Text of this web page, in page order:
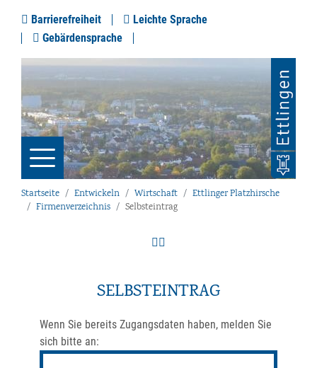
Barrierefreiheit
Leichte Sprache
Gebärdensprache
Startseite Entwickeln Wirtschaft
Ettlinger Platzhirsche
Firmenverzeichnis
Selbsteintrag
SELBSTEINTRAG
Wenn Sie bereits Zugangsdaten haben, melden Sie
sich bitte an: